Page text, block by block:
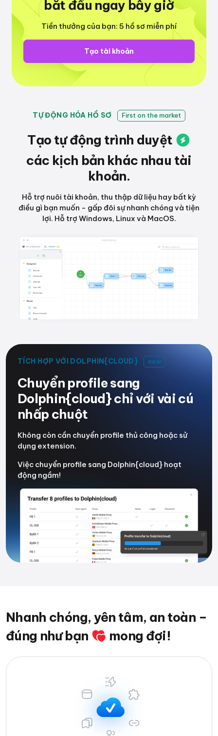
bắt đầu ngay bây giờ
Tiền thưởng của bạn: 5 hồ sơ miễn phí
Tạo tài khoản
TỰ ĐỘNG HÓA HỒ SƠ First on the market
Tạo tự động trình duyệt
các kịch bản khác nhau tài
khoản.
Hỗ trợ nuôi tài khoản, thu thập dữ liệu hay bất kỳ
điều gì bạn muốn - gấp đôi sự nhanh chóng và tiện
lợi. Hỗ trợ Windows, Linux và MacOS.
TÍCH HỢP VỚI DOLPHIN{CLOUD} new
Chuyển profile sang
Dolphin{cloud} chỉ với vài cú
nhấp chuột
Không còn cần chuyển profile thủ công hoặc sử
dụng extension.
Việc chuyển profile sang Dolphin{cloud} hoạt
động ngầm!
Nhanh chóng, yên tâm, an toàn –
đúng như bạn
mong đợi!